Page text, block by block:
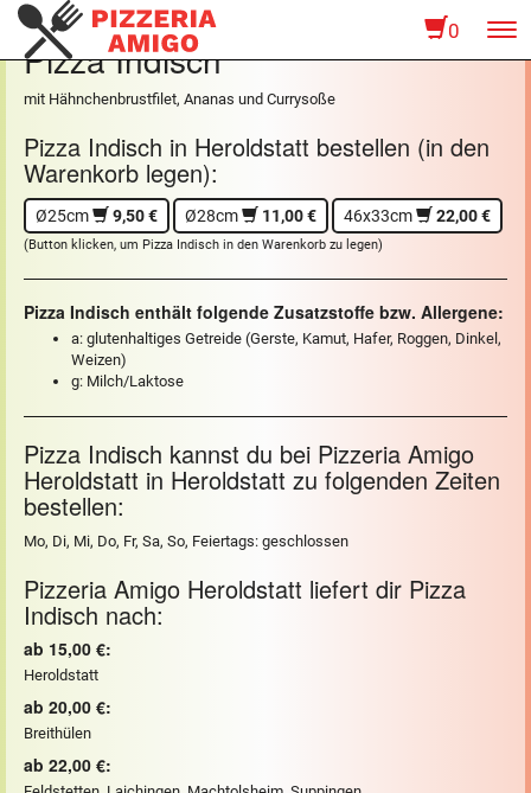
0
Pizza Indisch
mit Hähnchenbrustfilet, Ananas und Currysoße
Pizza Indisch in Heroldstatt bestellen (in den
Warenkorb legen):
Ø25cm 9,50 € Ø28cm 11,00 € 46x33cm 22,00 €
(Button klicken, um Pizza Indisch in den Warenkorb zu legen)
Pizza Indisch enthält folgende Zusatzstoffe bzw. Allergene:
a: glutenhaltiges Getreide (Gerste, Kamut, Hafer, Roggen, Dinkel,
Weizen)
g: Milch/Laktose
Pizza Indisch kannst du bei Pizzeria Amigo
Heroldstatt in Heroldstatt zu folgenden Zeiten
bestellen:
Mo, Di, Mi, Do, Fr, Sa, So, Feiertags: geschlossen
Pizzeria Amigo Heroldstatt liefert dir Pizza
Indisch nach:
ab 15,00 €:
Heroldstatt
ab 20,00 €:
Breithülen
ab 22,00 €: